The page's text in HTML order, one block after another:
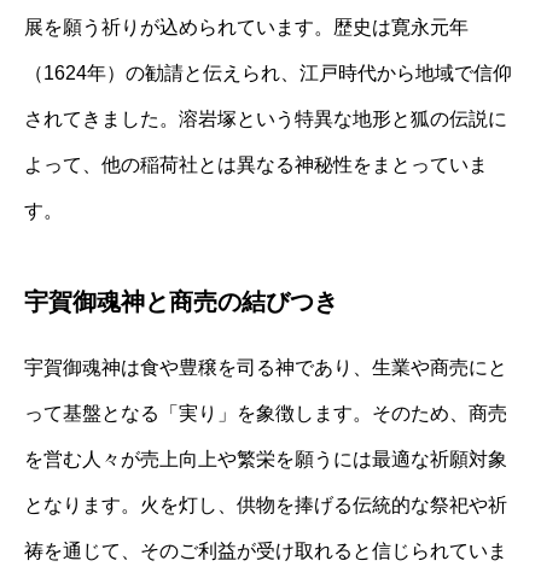
展を願う祈りが込められています。歴史は寛永元年
（1624年）の勧請と伝えられ、江戸時代から地域で信仰
されてきました。溶岩塚という特異な地形と狐の伝説に
よって、他の稲荷社とは異なる神秘性をまとっていま
す。
宇賀御魂神と商売の結びつき
宇賀御魂神は食や豊穣を司る神であり、生業や商売にと
って基盤となる「実り」を象徴します。そのため、商売
を営む人々が売上向上や繁栄を願うには最適な祈願対象
となります。火を灯し、供物を捧げる伝統的な祭祀や祈
祷を通じて、そのご利益が受け取れると信じられていま